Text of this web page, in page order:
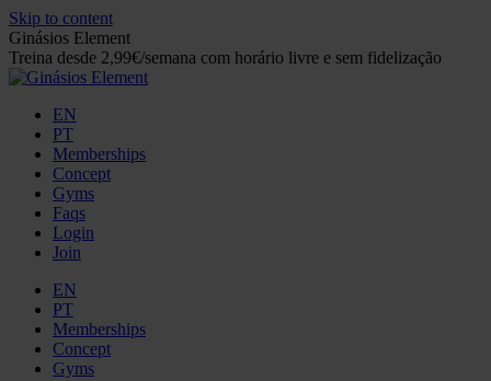
Skip to content
Ginásios Element
Treina desde 2,99€/semana com horário livre e sem fidelização
EN
PT
Memberships
Concept
Gyms
Faqs
Login
Join
EN
PT
Memberships
Concept
Gyms